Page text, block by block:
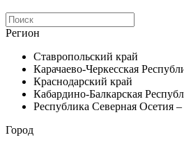
Регион
Ставропольский край
Карачаево-Черкесская
Краснодарский край
Кабардино-Балкарская
Республика Северная Осетия
Город